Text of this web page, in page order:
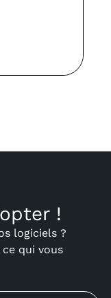
!
logiciels ?
qui vous